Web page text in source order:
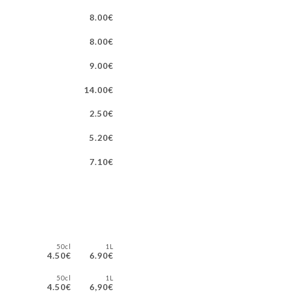
8.00€
8.00€
9.00€
14.00€
2.50€
5.20€
7.10€
50cl
4.50€
1L
6.90€
50cl
4.50€
1L
6,90€